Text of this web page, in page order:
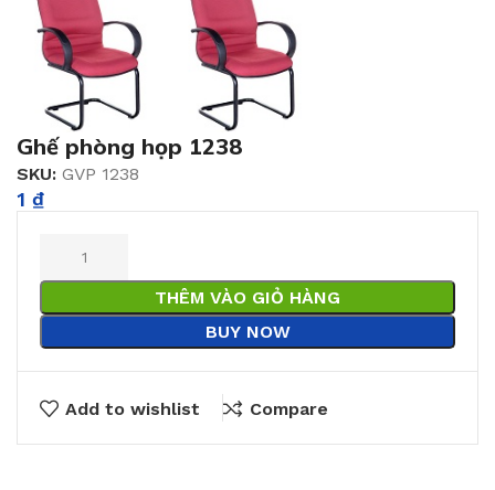
Ghế phòng họp 1238
SKU: GVP 1238
1 ₫
THÊM VÀO GIỎ HÀNG
BUY NOW
Add to wishlist Compare